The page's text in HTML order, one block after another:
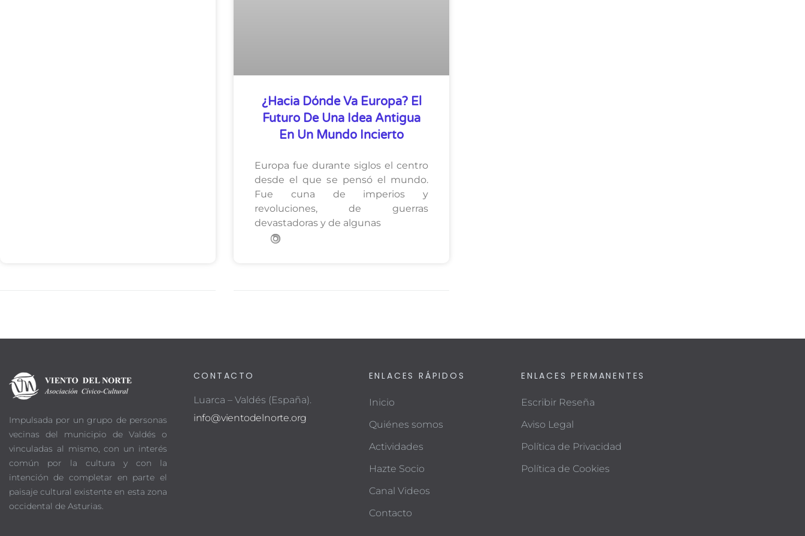
¿Hacia Dónde Va Europa? El
Futuro De Una Idea Antigua
En Un Mundo Incierto
Europa fue durante siglos el centro
desde el que se pensó el mundo.
Fue cuna de imperios y
revoluciones, de guerras
devastadoras y de algunas
Impulsada por un grupo de personas
vecinas del municipio de Valdés o
vinculadas al mismo, con un interés
común por la cultura y con la
intención de completar en parte el
paisaje cultural existente en esta zona
occidental de Asturias.
CONTACTO
Luarca – Valdés (España).
info@vientodelnorte.org
ENLACES RÁPIDOS
Inicio
Quiénes somos
Actividades
Hazte Socio
Canal Videos
Contacto
ENLACES PERMANENTES
Escribir Reseña
Aviso Legal
Política de Privacidad
Política de Cookies